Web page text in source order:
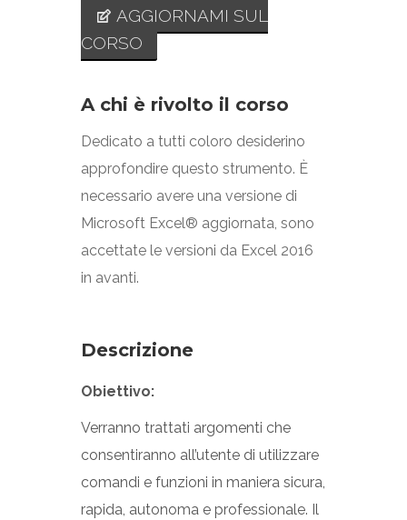
AGGIORNAMI SUL
CORSO
A chi è rivolto il corso
Dedicato a tutti coloro desiderino
approfondire questo strumento. È
necessario avere una versione di
Microsoft Excel® aggiornata, sono
accettate le versioni da Excel 2016
in avanti.
Descrizione
Obiettivo:
Verranno trattati argomenti che
consentiranno all’utente di utilizzare
comandi e funzioni in maniera sicura,
rapida, autonoma e professionale. Il